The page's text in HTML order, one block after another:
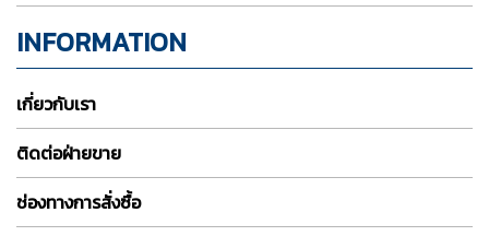
INFORMATION
เกี่ยวกับเรา
ติดต่อฝ่ายขาย
ช่องทางการสั่งซื้อ